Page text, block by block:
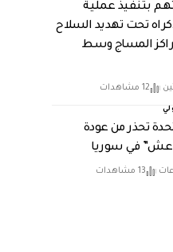
بتنفيذ عملية
تحت تهديد السلاح
المساج وسط
12 مشاهدات
تحذر من عودة
في سوريا
13 مشاهدات